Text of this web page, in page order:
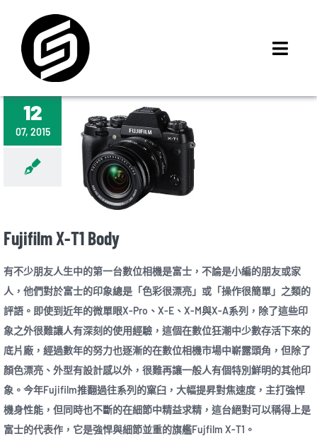
content
門市據點
iMCheck APP
iPhone 回收價
MSI 舊換新
最新資訊
12
07, 2015
Fujifilm X-T1 Body
有不少朋友人生中的第一台數位相機是富士，不論是小編的朋友或家
人，他們對於富士的印象總是「色彩很漂亮」或「操作很簡單」之類的
評語。即使到近年的微單眼X-Pro、X-E、X-M與X-A系列，除了這些印
象之外很難讓人有深刻的使用經驗，這個在數位狂潮中少數存活下來的
底片廠，經過數年的努力也逐漸的在數位相機市場中嶄露頭角，但除了
顏色漂亮、外型有設計感以外，很難再讓一般人有個特別鮮明的其他印
象。今年Fujifilm推翻過往系列的窠臼，大幅提昇對焦速度，主打強悍
機身性能，但同時也不斷的在細節中精益求精，這台絕對可以稱得上是
富士的代表作，它是強悍與細節並重的旗艦Fujfilm X-T1。